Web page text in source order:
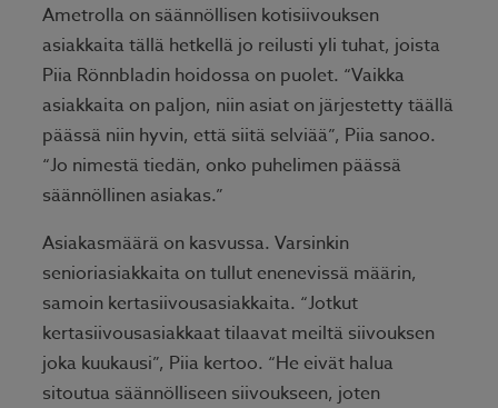
Ametrolla on säännöllisen kotisiivouksen
asiakkaita tällä hetkellä jo reilusti yli tuhat, joista
Piia Rönnbladin hoidossa on puolet. “Vaikka
asiakkaita on paljon, niin asiat on järjestetty täällä
päässä niin hyvin, että siitä selviää”, Piia sanoo.
“Jo nimestä tiedän, onko puhelimen päässä
säännöllinen asiakas.”
Asiakasmäärä on kasvussa. Varsinkin
senioriasiakkaita on tullut enenevissä määrin,
samoin kertasiivousasiakkaita. “Jotkut
kertasiivousasiakkaat tilaavat meiltä siivouksen
joka kuukausi”, Piia kertoo. “He eivät halua
sitoutua säännölliseen siivoukseen, joten